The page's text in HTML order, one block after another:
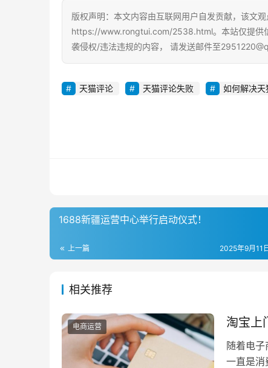
版权声明：本文内容由互联网用户自发贡献，该文
https://www.rongtui.com/2538.html。本站仅提供
袭侵权/违法违规的内容， 请发送邮件至
天猫评论 天猫评论失败 如何解决
1688新疆运营中心举行启动仪式！
上一篇 2025年9月11
相关推荐
电商运营 淘宝上
随着电
一直是消